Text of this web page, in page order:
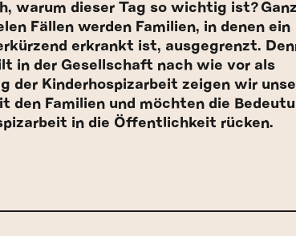
warum dieser Tag so wichtig ist? Ganz
Fällen werden Familien, in denen ein
erkrankt ist, ausgegrenzt.
in der Gesellschaft nach wie vor als
der Kinderhospizarbeit zeigen wir
den Familien und möchten die
in die Öffentlichkeit rücken.